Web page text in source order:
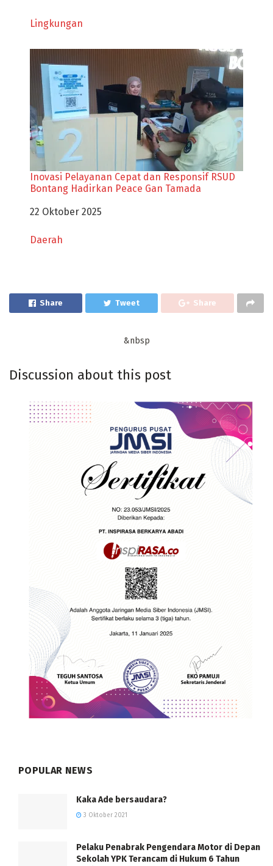
Sehubungan dengan
Lingkungan
Inovasi Pelayanan Cepat dan Responsif RSUD
Bontang Hadirkan Peace Gan Tamada
Tanggal
22 Oktober 2025
Sehubungan dengan
Daerah
Share Tweet Share
&nbsp
Discussion about this post
POPULAR NEWS
Kaka Ade bersaudara?
3 Oktober 2021
Pelaku Penabrak Pengendara Motor di Depan
Sekolah YPK Terancam di Hukum 6 Tahun